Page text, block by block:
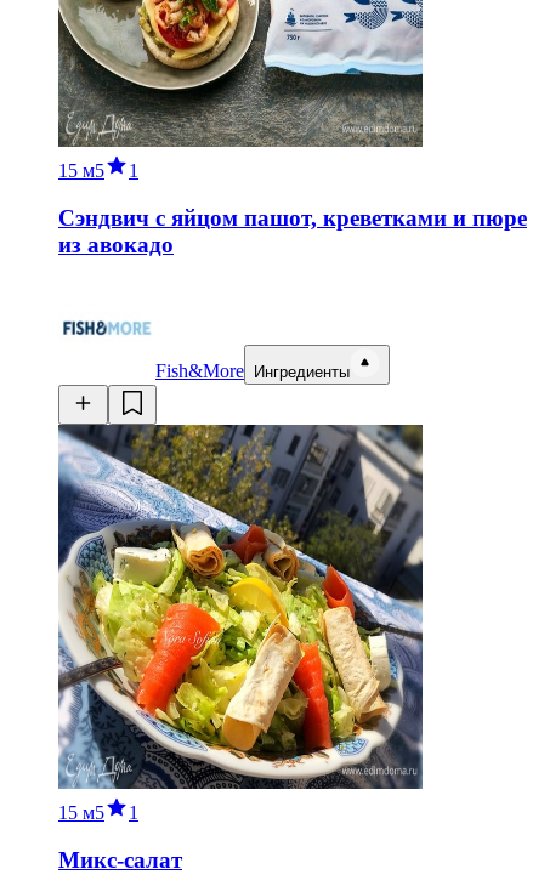
15 м5 1
Сэндвич с яйцом пашот, креветками и пюре
из авокадо
Fish&More Ингредиенты
15 м5 1
Микс-салат